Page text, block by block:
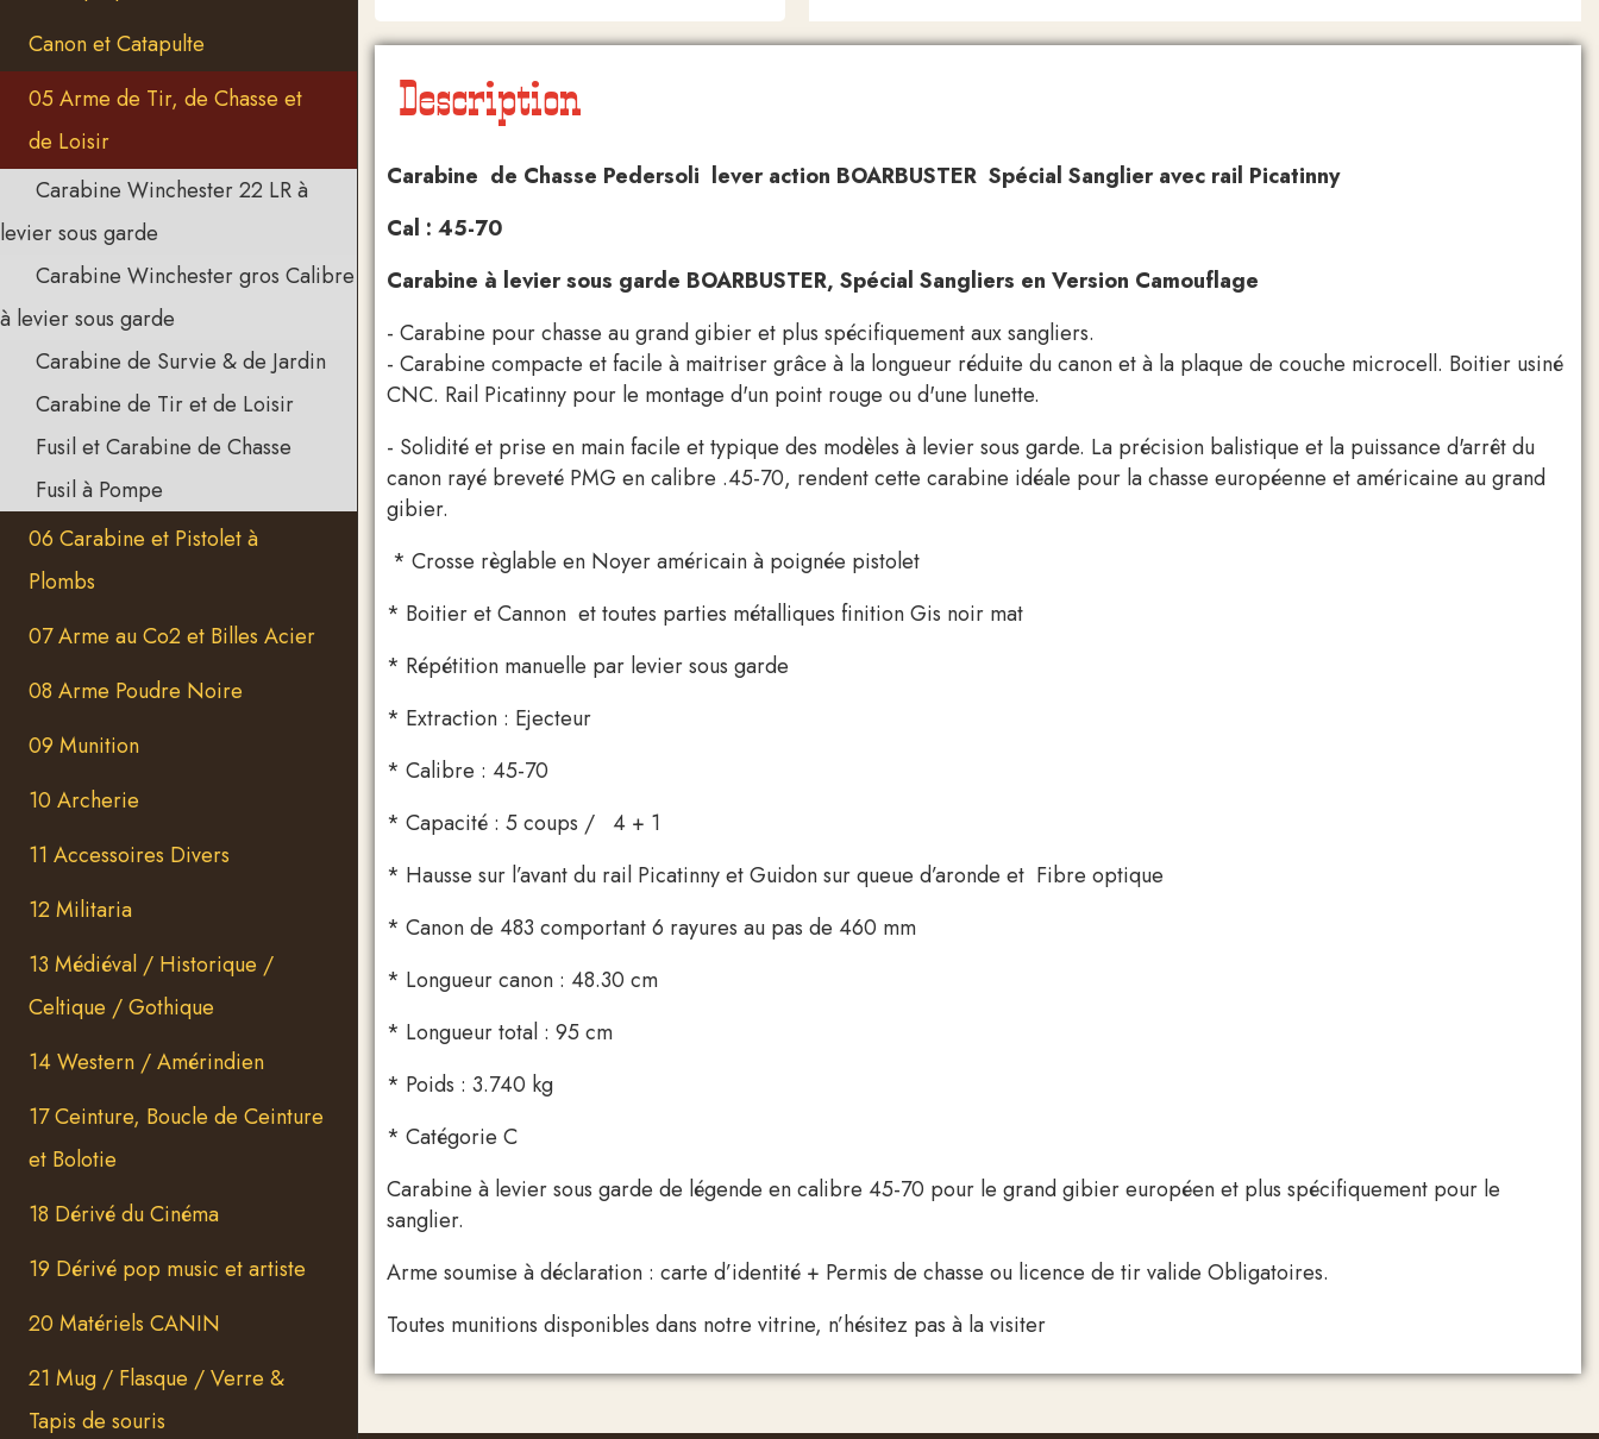
Canon et Catapulte
05 Arme de Tir, de Chasse et
de Loisir
Carabine Winchester 22 LR à
levier sous garde
Carabine Winchester gros Calibre
à levier sous garde
Carabine de Survie & de Jardin
Carabine de Tir et de Loisir
Fusil et Carabine de Chasse
Fusil à Pompe
06 Carabine et Pistolet à
Plombs
07 Arme au Co2 et Billes Acier
08 Arme Poudre Noire
09 Munition
10 Archerie
11 Accessoires Divers
12 Militaria
13 Médiéval / Historique /
Celtique / Gothique
14 Western / Amérindien
17 Ceinture, Boucle de Ceinture
et Bolotie
18 Dérivé du Cinéma
19 Dérivé pop music et artiste
20 Matériels CANIN
21 Mug / Flasque / Verre &
Tapis de souris
Description
Carabine de Chasse Pedersoli lever action BOARBUSTER Spécial Sanglier avec rail Picatinny
Cal : 45-70
Carabine à levier sous garde BOARBUSTER, Spécial Sangliers en Version Camouflage
- Carabine pour chasse au grand gibier et plus spécifiquement aux sangliers.
- Carabine compacte et facile à maitriser grâce à la longueur réduite du canon et à la plaque de couche microcell. Boitier usiné
CNC. Rail Picatinny pour le montage d'un point rouge ou d'une lunette.
- Solidité et prise en main facile et typique des modèles à levier sous garde. La précision balistique et la puissance d'arrêt du
canon rayé breveté PMG en calibre .45-70, rendent cette carabine idéale pour la chasse européenne et américaine au grand
gibier.
* Crosse règlable en Noyer américain à poignée pistolet
* Boitier et Cannon et toutes parties métalliques finition Gis noir mat
* Répétition manuelle par levier sous garde
* Extraction : Ejecteur
* Calibre : 45-70
* Capacité : 5 coups / 4 + 1
* Hausse sur l’avant du rail Picatinny et Guidon sur queue d’aronde et Fibre optique
* Canon de 483 comportant 6 rayures au pas de 460 mm
* Longueur canon : 48.30 cm
* Longueur total : 95 cm
* Poids : 3.740 kg
* Catégorie C
Carabine à levier sous garde de légende en calibre 45-70 pour le grand gibier européen et plus spécifiquement pour le
sanglier.
Arme soumise à déclaration : carte d’identité + Permis de chasse ou licence de tir valide Obligatoires.
Toutes munitions disponibles dans notre vitrine, n’hésitez pas à la visiter